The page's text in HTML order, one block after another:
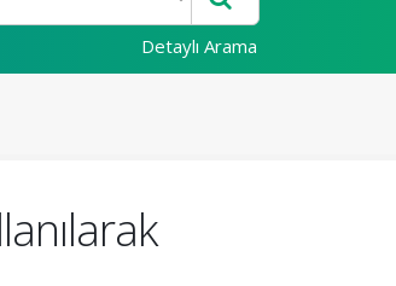
Detaylı Arama